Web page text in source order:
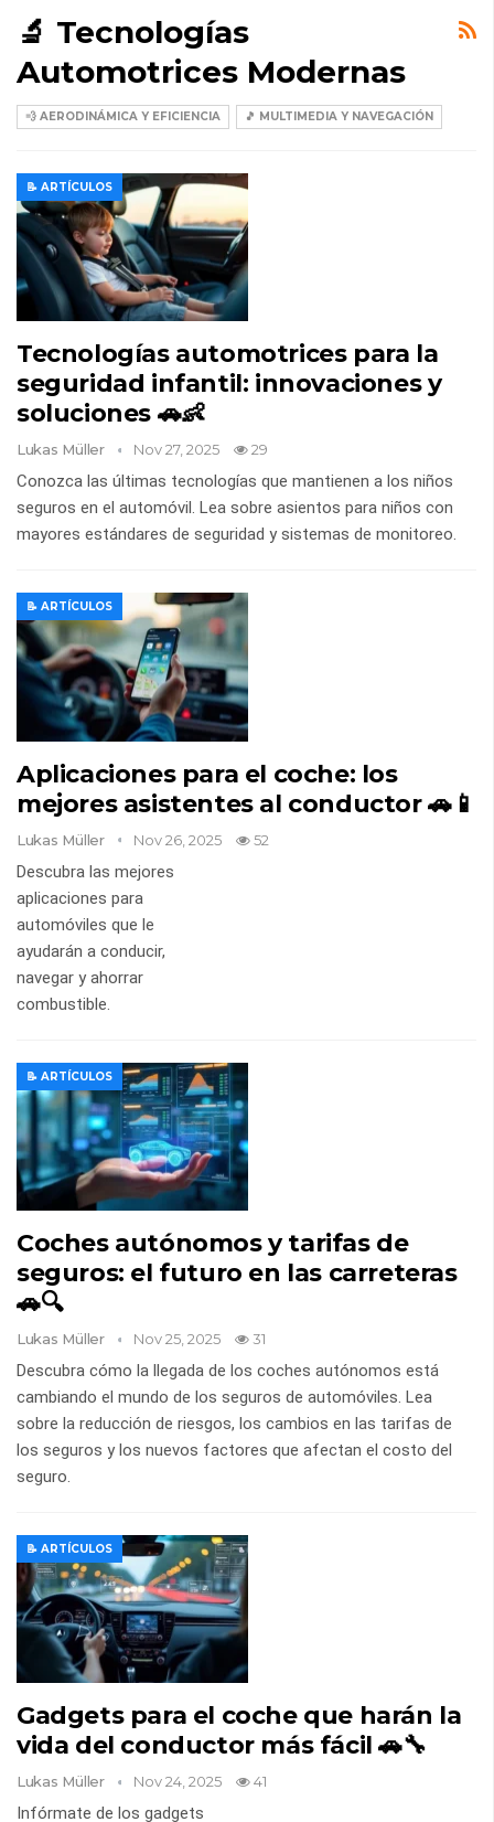
🔬 Tecnologías
Automotrices Modernas
💨 AERODINÁMICA Y EFICIENCIA 🎵 MULTIMEDIA Y NAVEGACIÓN
📝 ARTÍCULOS
Tecnologías automotrices para la
seguridad infantil: innovaciones y
soluciones 🚗👶
Lukas Müller Nov 27, 2025 29
Conozca las últimas tecnologías que mantienen a los niños
seguros en el automóvil. Lea sobre asientos para niños con
mayores estándares de seguridad y sistemas de monitoreo.
📝 ARTÍCULOS
Aplicaciones para el coche: los
mejores asistentes al conductor 🚗📱
Lukas Müller Nov 26, 2025 52
Descubra las mejores
aplicaciones para
automóviles que le
ayudarán a conducir,
navegar y ahorrar
combustible.
📝 ARTÍCULOS
Coches autónomos y tarifas de
seguros: el futuro en las carreteras
🚗🔍
Lukas Müller Nov 25, 2025 31
Descubra cómo la llegada de los coches autónomos está
cambiando el mundo de los seguros de automóviles. Lea
sobre la reducción de riesgos, los cambios en las tarifas de
los seguros y los nuevos factores que afectan el costo del
seguro.
📝 ARTÍCULOS
Gadgets para el coche que harán la
vida del conductor más fácil 🚗🔧
Lukas Müller Nov 24, 2025 41
Infórmate de los gadgets